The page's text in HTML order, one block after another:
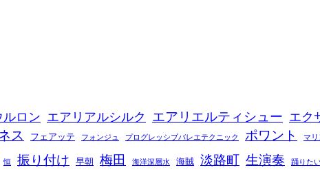
ルロン エアリアルシルク エアリエルティシュー エク
ス フェアッテ フォンジュ プログレッシブバレエテクニック ポワント マリ
恒 振り付け 早朝 梅田 海洋深層水 海賊 淡路町 生演奏 踊りた